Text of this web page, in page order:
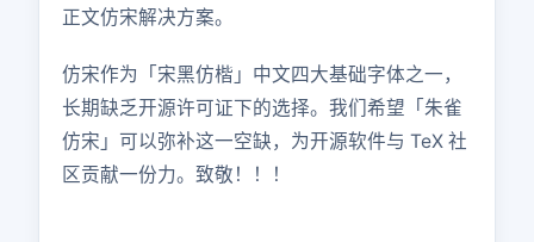
正文仿宋解决方案。
仿宋作为「宋黑仿楷」中文四大基础字体之一，
长期缺乏开源许可证下的选择。我们希望「朱雀
仿宋」可以弥补这一空缺，为开源软件与 TeX 社
区贡献一份力。致敬！！！